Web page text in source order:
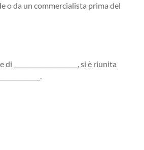
o da un commercialista prima del
di _____________________, si è riunita